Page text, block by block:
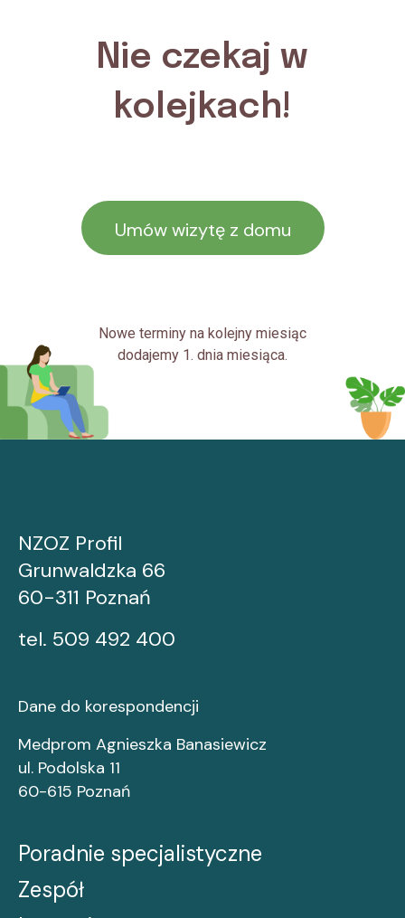
Nie czekaj w
kolejkach!
Umów wizytę z domu
Nowe terminy na kolejny miesiąc
dodajemy 1. dnia miesiąca.
NZOZ Profil
Grunwaldzka 66
60-311 Poznań
tel. 509 492 400
Dane do korespondencji
Medprom Agnieszka Banasiewicz
ul. Podolska 11
60-615 Poznań
Poradnie specjalistyczne
Zespół